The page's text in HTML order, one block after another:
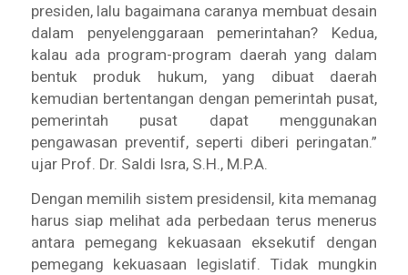
presiden, lalu bagaimana caranya membuat desain
dalam penyelenggaraan pemerintahan? Kedua,
kalau ada program-program daerah yang dalam
bentuk produk hukum, yang dibuat daerah
kemudian bertentangan dengan pemerintah pusat,
pemerintah pusat dapat menggunakan
pengawasan preventif, seperti diberi peringatan.”
ujar Prof. Dr. Saldi Isra, S.H., M.P.A.
Dengan memilih sistem presidensil, kita memanag
harus siap melihat ada perbedaan terus menerus
antara pemegang kekuasaan eksekutif dengan
pemegang kekuasaan legislatif. Tidak mungkin